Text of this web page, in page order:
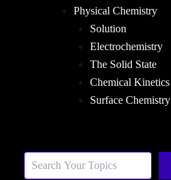
Physical Chemistry
Solution
Electrochemistry
The Solid State
Chemical Kinetics
Surface Chemistry